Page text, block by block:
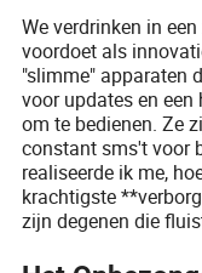
We verdrinken in
voordoet als
"slimme" apparaten
voor updates en
om te bedienen. Ze
constant sms't voor
realiseerde ik me,
krachtigste
zijn degenen die